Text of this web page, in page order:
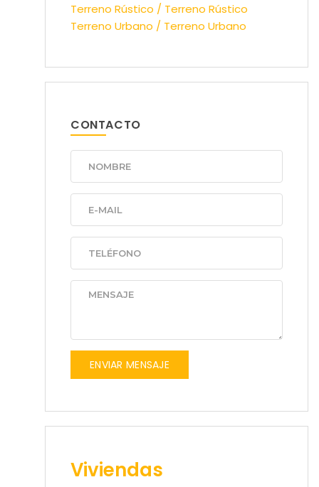
Terreno Rústico / Terreno Rústico
Terreno Urbano / Terreno Urbano
CONTACTO
ENVIAR MENSAJE
Viviendas